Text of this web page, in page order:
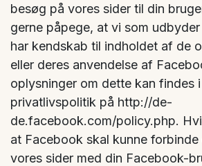
besøg på vores sider til din
gerne påpege, at vi som
har kendskab til indholdet af de
eller deres anvendelse af
oplysninger om dette kan findes
privatlivspolitik på http://de-
de.facebook.com/policy.php.
at Facebook skal kunne
vores sider med din Facebook-